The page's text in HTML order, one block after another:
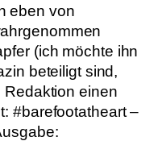
eben von
(ich möchte ihn
beteiligt sind,
Redaktion einen
#barefootatheart –